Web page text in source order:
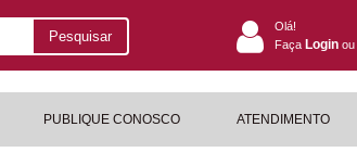
Pesquisar
Olá!
Faça Login ou
PUBLIQUE CONOSCO ATENDIMENTO